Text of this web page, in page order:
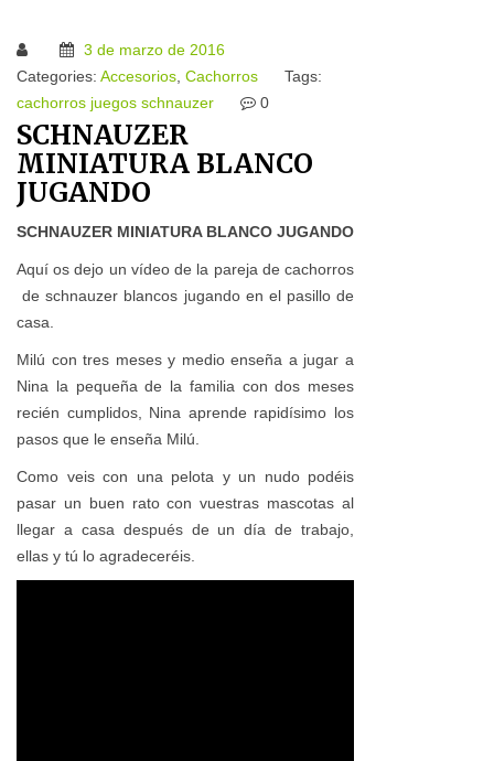
3 de marzo de 2016
Categories: Accesorios Cachorros
Tags:
cachorros juegos schnauzer 0
SCHNAUZER
MINIATURA BLANCO
JUGANDO
SCHNAUZER MINIATURA BLANCO JUGANDO
Aquí os dejo un vídeo de la pareja de cachorros
de schnauzer blancos jugando en el pasillo de
casa.
Milú con tres meses y medio enseña a jugar a
Nina la pequeña de la familia con dos meses
recién cumplidos, Nina aprende rapidísimo los
pasos que le enseña Milú.
Como veis con una pelota y un nudo podéis
pasar un buen rato con vuestras mascotas al
llegar a casa después de un día de trabajo,
ellas y tú lo agradeceréis.